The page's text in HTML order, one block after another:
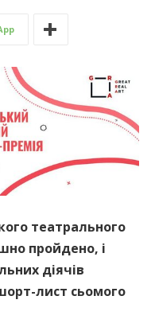
театрального
пройдено, і
діячів
лист сьомого